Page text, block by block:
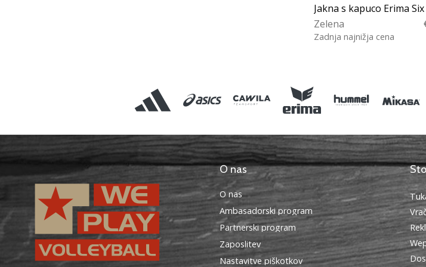
Zelena
Zadnja najnižja cena
O nas
O nas
Ambasadorski program
Partnerski program
Zaposlitev
Nastavitve piškotkov